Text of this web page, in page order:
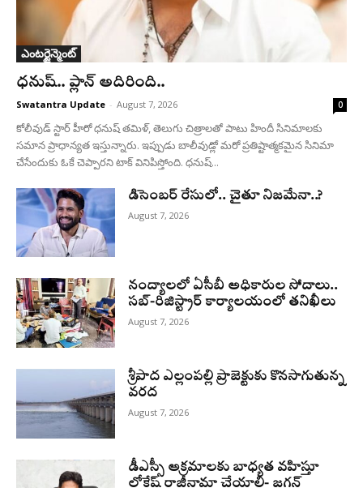
ఎంటర్టైన్మెంట్
ధనుష్‌.. ప్లాన్ అదిరింది..
Swatantra Update - August 7, 2026 0
కోలీవుడ్ స్టార్ హీరో ధనుష్ తమిళ్, తెలుగు చిత్రాలతో పాటు హిందీ సినిమాలకు
సమాన ప్రాధాన్యత ఇస్తున్నారు. ఇప్పుడు బాలీవుడ్లో మరో ప్రతిష్టాత్మకమైన సినిమా
చేసేందుకు ఓకే చెప్పారని టాక్ వినిపిస్తోంది. ధనుష్...
డిసెంబర్ రేసులో.. చైతూ నిజమేనా..?
August 7, 2026
నంద్యాలలో ఏసీబీ అధికారుల సోదాలు..
సబ్-రిజిస్ట్రార్ కార్యాలయంలో తనిఖీలు
August 7, 2026
శ్రీపాద ఎల్లంపల్లి ప్రాజెక్టుకు కొనసాగుతున్న
వరద
August 7, 2026
డీఎస్సీ అక్రమాలకు బాధ్యత వహిస్తూ
లోకేష్‌ రాజీనామా చేయాలి- జగన్